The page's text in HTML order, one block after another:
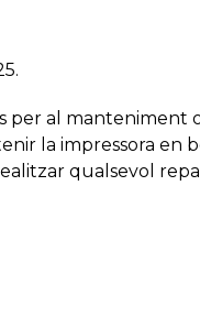
al manteniment o
la impressora en
qualsevol